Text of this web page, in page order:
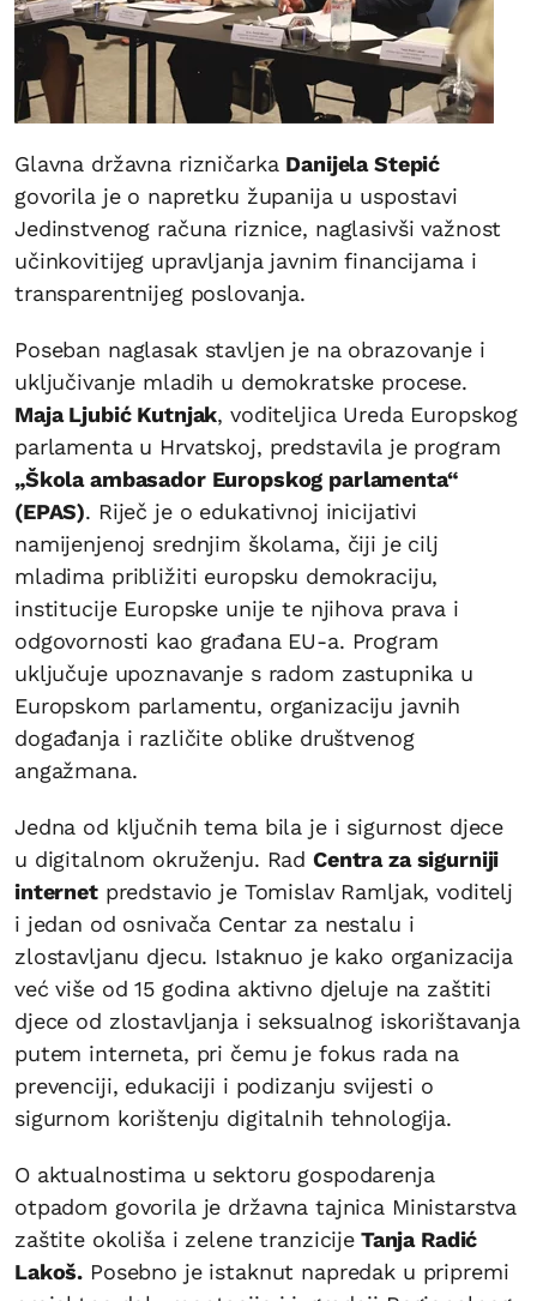
Glavna državna rizničarka Danijela Stepić
govorila je o napretku županija u uspostavi
Jedinstvenog računa riznice, naglasivši važnost
učinkovitijeg upravljanja javnim financijama i
transparentnijeg poslovanja.
Poseban naglasak stavljen je na obrazovanje i
uključivanje mladih u demokratske procese.
Maja Ljubić Kutnjak, voditeljica Ureda Europskog
parlamenta u Hrvatskoj, predstavila je program
„Škola ambasador Europskog parlamenta“
(EPAS). Riječ je o edukativnoj inicijativi
namijenjenoj srednjim školama, čiji je cilj
mladima približiti europsku demokraciju,
institucije Europske unije te njihova prava i
odgovornosti kao građana EU-a. Program
uključuje upoznavanje s radom zastupnika u
Europskom parlamentu, organizaciju javnih
događanja i različite oblike društvenog
angažmana.
Jedna od ključnih tema bila je i sigurnost djece
u digitalnom okruženju. Rad Centra za sigurniji
internetpredstavio je Tomislav Ramljak, voditelj
i jedan od osnivača Centar za nestalu i
zlostavljanu djecu. Istaknuo je kako organizacija
već više od 15 godina aktivno djeluje na zaštiti
djece od zlostavljanja i seksualnog iskorištavanja
putem interneta, pri čemu je fokus rada na
prevenciji, edukaciji i podizanju svijesti o
sigurnom korištenju digitalnih tehnologija.
O aktualnostima u sektoru gospodarenja
otpadom govorila je državna tajnica Ministarstva
zaštite okoliša i zelene tranzicijeTanja Radić
Lakoš. Posebno je istaknut napredak u pripremi